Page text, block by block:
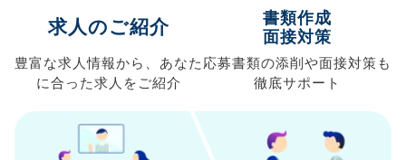
求人のご紹介
豊富な求人情報から、 あなた
に合った求人を ご紹介
書類作成
面接対策
応募書類の添削や面接対策も
徹底サポート